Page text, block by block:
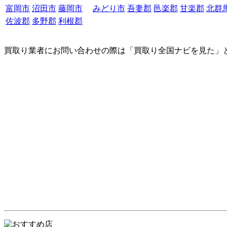
富岡市 沼田市 藤岡市 みどり市 吾妻郡 邑楽郡 甘楽郡 北群
佐波郡 多野郡 利根郡
買取り業者にお問い合わせの際は「買取り全国ナビを見た」